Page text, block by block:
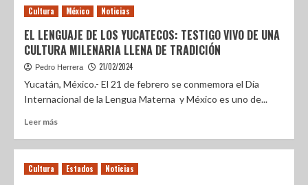
Cultura México Noticias
EL LENGUAJE DE LOS YUCATECOS: TESTIGO VIVO DE UNA
CULTURA MILENARIA LLENA DE TRADICIÓN
Pedro Herrera 21/02/2024
Yucatán, México.- El 21 de febrero se conmemora el Día
Internacional de la Lengua Materna y México es uno de...
Leer más
Cultura Estados Noticias